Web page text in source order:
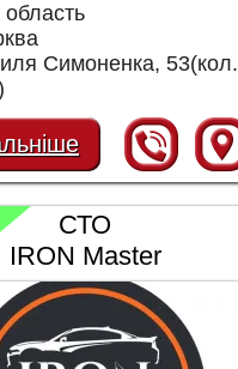
область
Симоненка, 53(кол.
СТО
IRON Master